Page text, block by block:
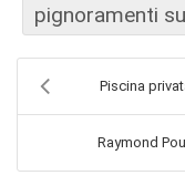
pignoramenti
Piscina
Raymond